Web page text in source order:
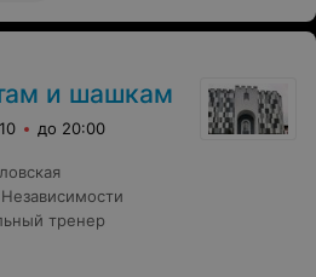
и шашкам
до 20:00
тренер